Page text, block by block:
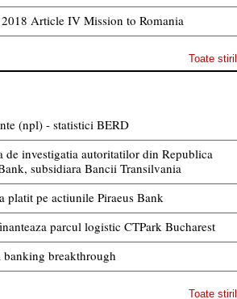
Article IV Mission to Romania
Toate
(npl) - statistici BERD
de investigatia autoritatilor din Republica
subsidiara Bancii Transilvania
platit pe actiunile Piraeus Bank
parcul logistic CTPark Bucharest
breakthrough
Toate